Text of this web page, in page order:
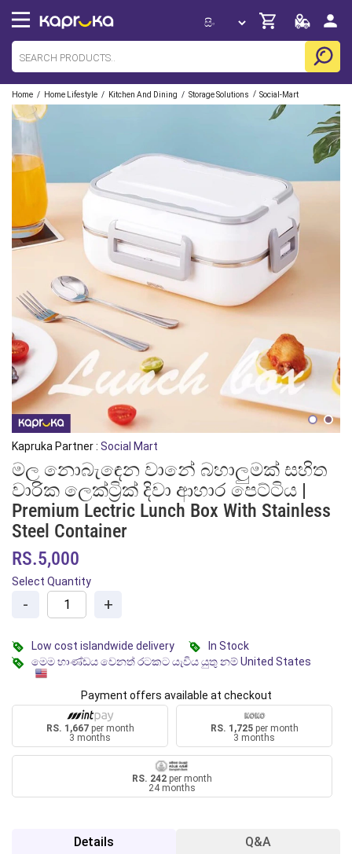
Home / Home Lifestyle / Kitchen And Dining / Storage Solutions / Social-Mart
Kapruka Partner : Social Mart
මල නොබැඳෙන වානේ බහාලුමක් සහිත
වාරික ලෙක්ට්‍රික් දිවා ආහාර පෙට්ටිය |
Premium Lectric Lunch Box With Stainless
Steel Container
RS.5,000
Select Quantity
- +
Low cost islandwide delivery
In Stock
මෙම භාණ්ඩය වෙනත් රටකට යැවිය යුතු නම් United States
Payment offers available at checkout
RS. 1,667per month
3 months
RS. 1,725per month
3 months
RS. 242 per month
24 months
Details Q&A